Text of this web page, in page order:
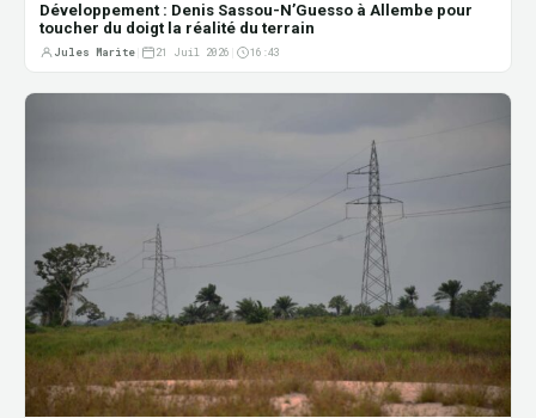
Développement : Denis Sassou-N’Guesso à Allembe pour
toucher du doigt la réalité du terrain
Jules Marite 21 Juil 2026 16:43